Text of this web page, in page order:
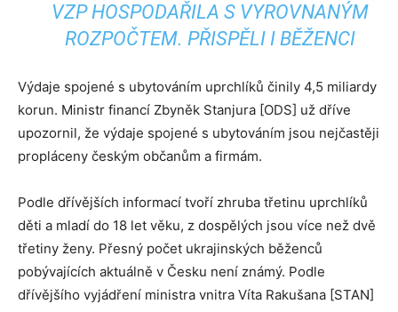
VZP HOSPODAŘILA S VYROVNANÝM
ROZPOČTEM. PŘISPĚLI I BĚŽENCI
Výdaje spojené s ubytováním uprchlíků činily 4,5 miliardy
korun. Ministr financí Zbyněk Stanjura [ODS] už dříve
upozornil, že výdaje spojené s ubytováním jsou nejčastěji
propláceny českým občanům a firmám.
Podle dřívějších informací tvoří zhruba třetinu uprchlíků
děti a mladí do 18 let věku, z dospělých jsou více než dvě
třetiny ženy. Přesný počet ukrajinských běženců
pobývajících aktuálně v Česku není známý. Podle
dřívějšího vyjádření ministra vnitra Víta Rakušana [STAN]